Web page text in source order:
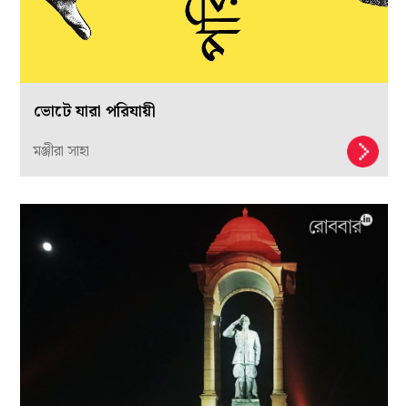
ভোটে যারা পরিযায়ী
মঞ্জীরা সাহা